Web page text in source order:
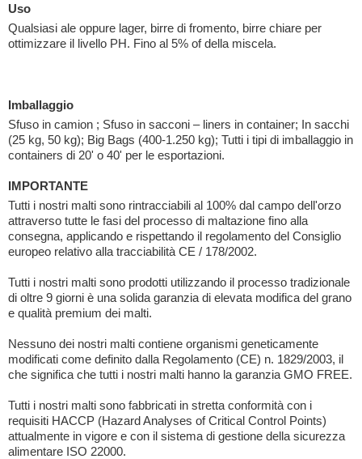
Uso
Qualsiasi ale oppure lager, birre di fromento, birre chiare per
ottimizzare il livello PH. Fino al 5% of della miscela.
Imballaggio
Sfuso in camion ; Sfuso in sacconi – liners in container; In sacchi
(25 kg, 50 kg); Big Bags (400-1.250 kg); Tutti i tipi di imballaggio in
containers di 20' o 40' per le esportazioni.
IMPORTANTE
Tutti i nostri malti sono rintracciabili al 100% dal campo dell'orzo
attraverso tutte le fasi del processo di maltazione fino alla
consegna, applicando e rispettando il regolamento del Consiglio
europeo relativo alla tracciabilità CE / 178/2002.
Tutti i nostri malti sono prodotti utilizzando il processo tradizionale
di oltre 9 giorni è una solida garanzia di elevata modifica del grano
e qualità premium dei malti.
Nessuno dei nostri malti contiene organismi geneticamente
modificati come definito dalla Regolamento (CE) n. 1829/2003, il
che significa che tutti i nostri malti hanno la garanzia GMO FREE.
Tutti i nostri malti sono fabbricati in stretta conformità con i
requisiti HACCP (Hazard Analyses of Critical Control Points)
attualmente in vigore e con il sistema di gestione della sicurezza
alimentare ISO 22000.